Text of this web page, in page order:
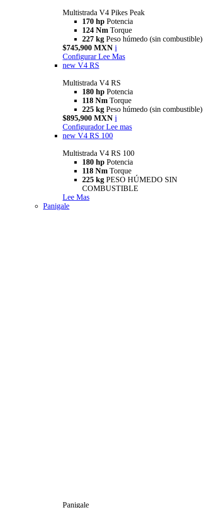
Multistrada V4 Pikes Peak
170 hp Potencia
124 Nm Torque
227 kg Peso húmedo (sin combustible)
$745,900 MXN i
Configurar Lee Mas
new V4 RS
Multistrada V4 RS
180 hp Potencia
118 Nm Torque
225 kg Peso húmedo (sin combustible)
$895,900 MXN i
Configurador Lee mas
new V4 RS 100
Multistrada V4 RS 100
180 hp Potencia
118 Nm Torque
225 kg PESO HÚMEDO SIN
COMBUSTIBLE
Lee Mas
Panigale
Panigale